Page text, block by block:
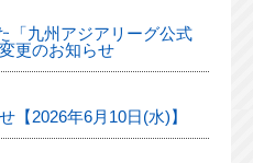
「九州アジアリーグ公式
更のお知らせ
【2026年6月10日(水)】